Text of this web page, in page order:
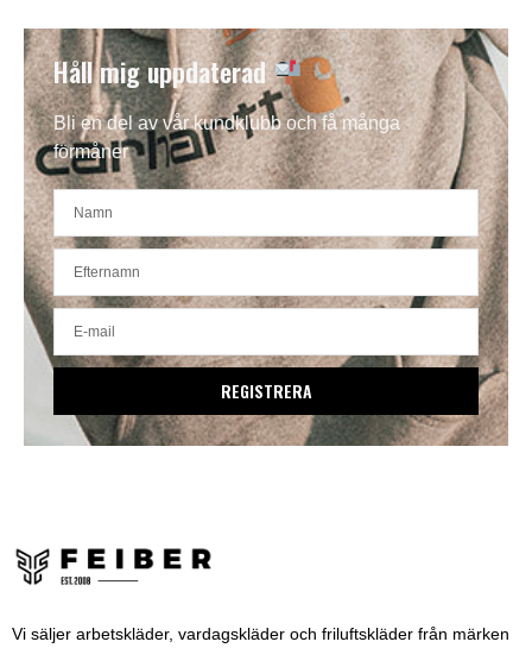
Håll mig uppdaterad
Bli en del av vår kundklubb och få många
förmåner
REGISTRERA
Vi säljer arbetskläder, vardagskläder och friluftskläder från märken